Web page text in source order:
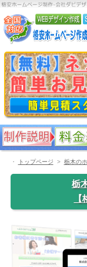
・ トップページ 栃木の
栃